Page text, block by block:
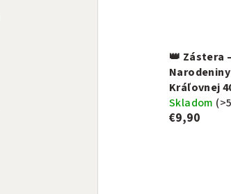
👑 Zástera –
Narodeniny
Kráľovnej
Skladom
€9,90